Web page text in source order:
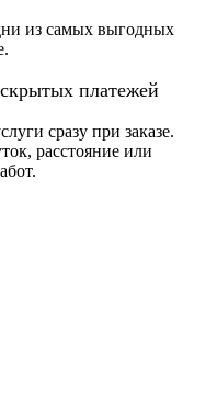
из самых выгодных
платежей
сразу при заказе.
расстояние или